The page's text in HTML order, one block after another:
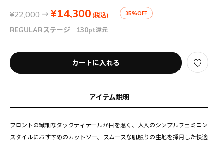
¥22,000 → ¥14,300 (税込) 35%OFF
REGULARステージ : 130pt還元
カートに入れる
アイテム説明
フロントの繊細なタックディテールが目を惹く、大人のシンプルフェミニン
スタイルにおすすめのカットソー。スムースな肌触りの生地を採用した快適